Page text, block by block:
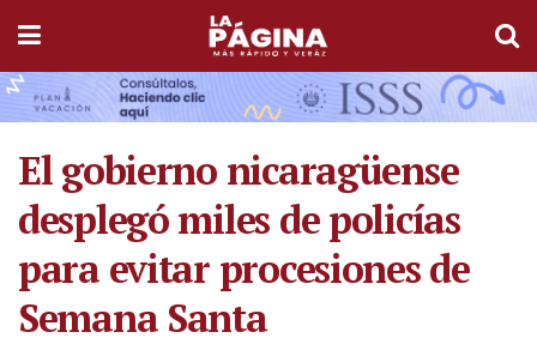
El gobierno nicaragüense
desplegó miles de policías
para evitar procesiones de
Semana Santa